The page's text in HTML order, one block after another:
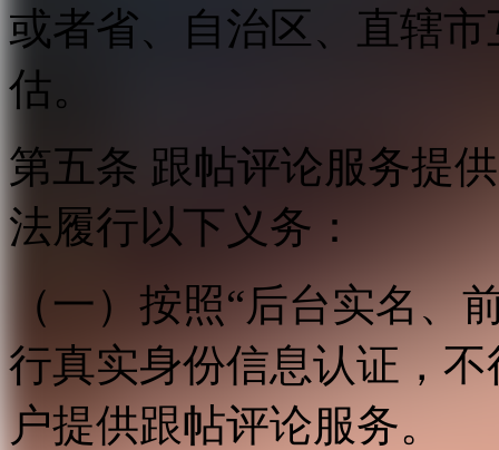
或者省、自治区、直辖
估。
第五条 跟帖评论服务提
法履行以下义务：
（一）按照“后台实名、
行真实身份信息认证，
户提供跟帖评论服务。